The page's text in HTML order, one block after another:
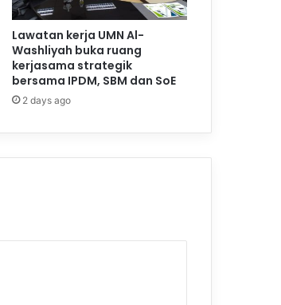
Lawatan kerja UMN Al-
Washliyah buka ruang
kerjasama strategik
bersama IPDM, SBM dan SoE
2 days ago